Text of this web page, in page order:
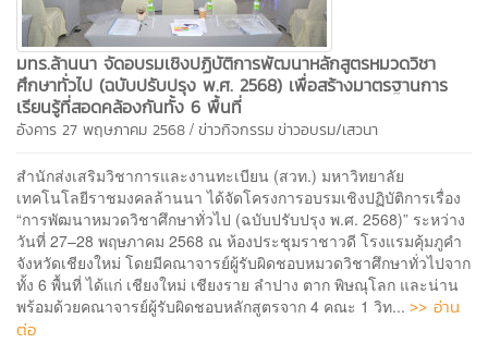
มทร.ล้านนา จัดอบรมเชิงปฏิบัติการพัฒนาหลักสูตรหมวดวิชา
ศึกษาทั่วไป (ฉบับปรับปรุง พ.ศ. 2568) เพื่อสร้างมาตรฐานการ
เรียนรู้ที่สอดคล้องกันทั้ง 6 พื้นที่
อังคาร 27 พฤษภาคม 2568 / ข่าวกิจกรรมข่าวอบรม/เสวนา
สำนักส่งเสริมวิชาการและงานทะเบียน (สวท.) มหาวิทยาลัย
เทคโนโลยีราชมงคลล้านนา ได้จัดโครงการอบรมเชิงปฏิบัติการเรื่อง
“การพัฒนาหมวดวิชาศึกษาทั่วไป (ฉบับปรับปรุง พ.ศ. 2568)” ระหว่าง
วันที่ 27–28 พฤษภาคม 2568 ณ ห้องประชุมราชาวดี โรงแรมคุ้มภูคำ
จังหวัดเชียงใหม่ โดยมีคณาจารย์ผู้รับผิดชอบหมวดวิชาศึกษาทั่วไปจาก
ทั้ง 6 พื้นที่ ได้แก่ เชียงใหม่ เชียงราย ลำปาง ตาก พิษณุโลก และน่าน
พร้อมด้วยคณาจารย์ผู้รับผิดชอบหลักสูตรจาก 4 คณะ 1 วิท... >> อ่าน
ต่อ